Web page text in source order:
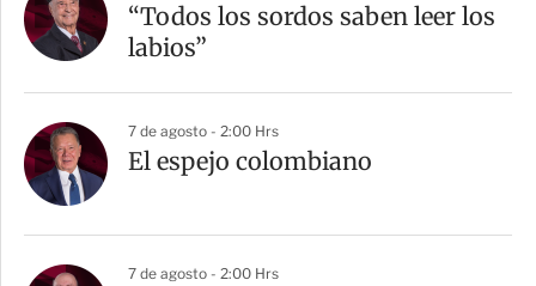
“Todos los sordos saben leer los
labios”
7 de agosto - 2:00 Hrs
El espejo colombiano
7 de agosto - 2:00 Hrs